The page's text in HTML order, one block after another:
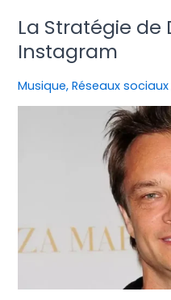
La Stratégie de
Instagram
Musique,Réseaux sociaux
La
Stratégie
de
David